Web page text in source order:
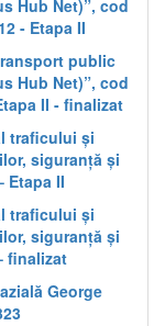
Hub Net)”, cod
- Etapa II
public
Hub Net)”, cod
II - finalizat
traficului și
siguranță și
Etapa II
traficului și
siguranță și
finalizat
George